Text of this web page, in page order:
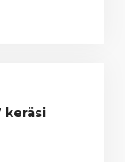
keräsi